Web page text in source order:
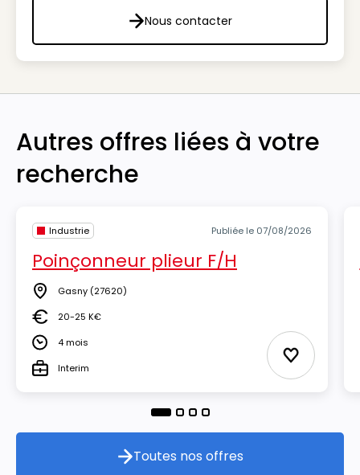
Nous contacter
Nous contacter
Autres offres liées à votre
recherche
Industrie Publiée le 07/08/2026
Poinçonneur plieur F/H
Lieu Gasny (27620)
Salaire20-25 K€
Durée4 mois
TypeInterim Ajouter
Toutes nos offres
Toutes nos offres